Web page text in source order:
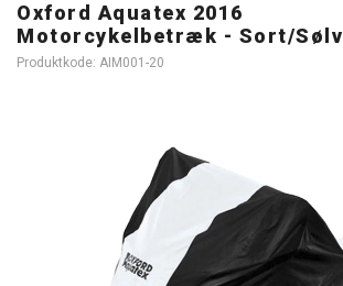
Oxford Aquatex 2016
Motorcykelbetræk - Sort/Sølv
Produktkode: AIM001-20